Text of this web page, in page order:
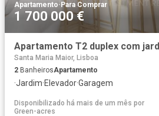
Apartamento· Para Comprar
1 700 000 €
Santa Maria Maior, Lisboa
2 BanheirosApartamento
·Jardim·Elevador·Garagem
Disponibilizado há mais de um mês por
Green-acres